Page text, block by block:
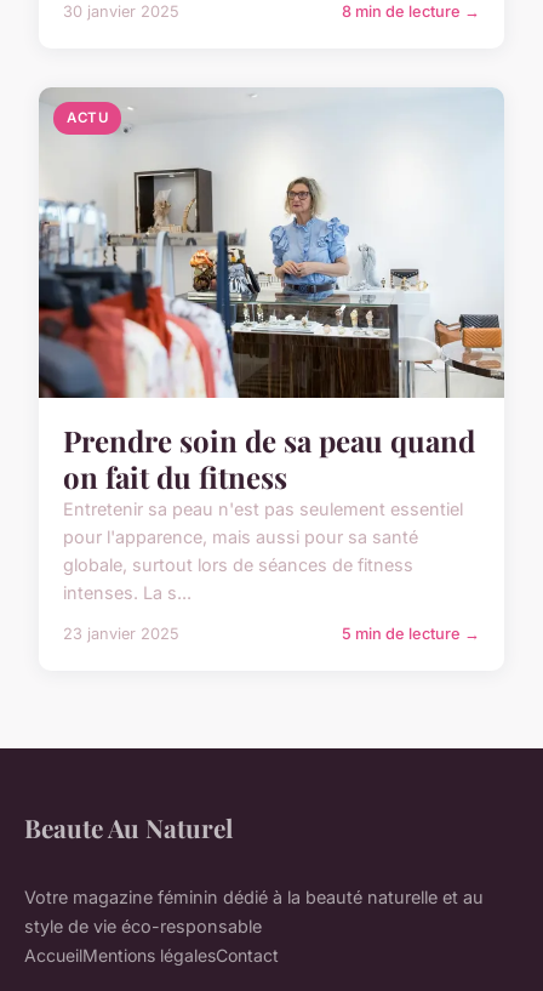
30 janvier 2025 8 min de lecture →
ACTU
Prendre soin de sa peau quand
on fait du fitness
Entretenir sa peau n'est pas seulement essentiel
pour l'apparence, mais aussi pour sa santé
globale, surtout lors de séances de fitness
intenses. La s...
23 janvier 2025 5 min de lecture →
Beaute Au Naturel
Votre magazine féminin dédié à la beauté naturelle et au
style de vie éco-responsable
AccueilMentions légalesContact